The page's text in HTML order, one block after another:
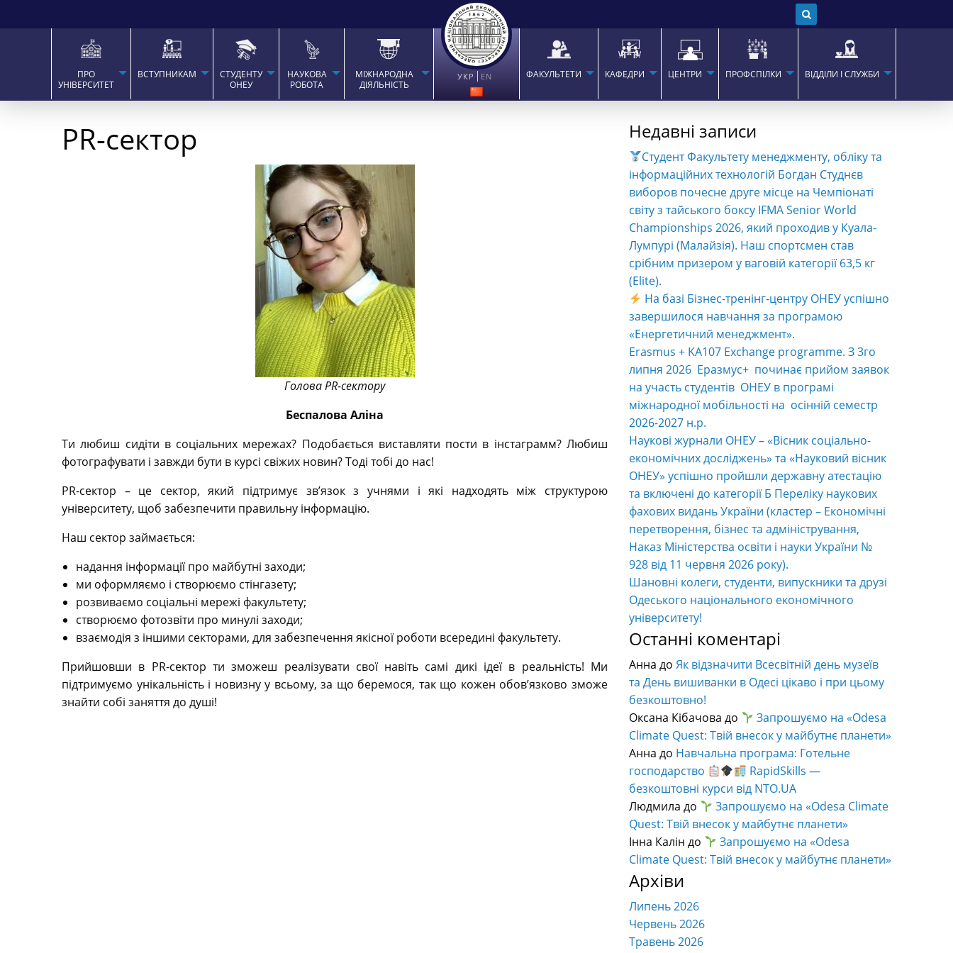
ПРО
УНІВЕРСИТЕТ
ВСТУПНИКАМ
СТУДЕНТУ
ОНЕУ
НАУКОВА
РОБОТА
МІЖНАРОДНА
ДІЯЛЬНІСТЬ
УКР EN ФАКУЛЬТЕТИ КАФЕДРИ ЦЕНТРИ ПРОФСПІЛКИ ВІДДІЛИ І СЛУЖБИ
PR-сектор
Голова PR-сектору
Беспалова Аліна
Ти любиш сидіти в соціальних мережах? Подобається виставляти пости в інстаграмм? Любиш
фотографувати і завжди бути в курсі свіжих новин? Тоді тобі до нас!
PR-сектор – це сектор, який підтримує зв’язок з учнями і які надходять між структурою
університету, щоб забезпечити правильну інформацію.
Наш сектор займається:
надання інформації про майбутні заходи;
ми оформляємо і створюємо стінгазету;
розвиваємо соціальні мережі факультету;
створюємо фотозвіти про минулі заходи;
взаємодія з іншими секторами, для забезпечення якісної роботи всередині факультету.
Прийшовши в PR-сектор ти зможеш реалізувати свої навіть самі дикі ідеї в реальність! Ми
підтримуємо унікальність і новизну у всьому, за що беремося, так що кожен обов’язково зможе
знайти собі заняття до душі!
Недавні записи
Студент Факультету менеджменту, обліку та
інформаційних технологій Богдан Студнєв
виборов почесне друге місце на Чемпіонаті
світу з тайського боксу IFMA Senior World
Championships 2026, який проходив у Куала-
Лумпурі (Малайзія). Наш спортсмен став
срібним призером у ваговій категорії 63,5 кг
(Elite).
На базі Бізнес-тренінг-центру ОНЕУ успішно
завершилося навчання за програмою
«Енергетичний менеджмент».
Erasmus + KA107 Exchange programme. З 3го
липня 2026 Еразмус+ починає прийом заявок
на участь студентів ОНЕУ в програмі
міжнародної мобільності на осінній семестр
2026-2027 н.р.
Наукові журнали ОНЕУ – «Вісник соціально-
економічних досліджень» та «Науковий вісник
ОНЕУ» успішно пройшли державну атестацію
та включені до категорії Б Переліку наукових
фахових видань України (кластер – Економічні
перетворення, бізнес та адміністрування,
Наказ Міністерства освіти і науки України №
928 від 11 червня 2026 року).
Шановні колеги, студенти, випускники та друзі
Одеського національного економічного
університету!
Останні коментарі
Анна доЯк відзначити Всесвітній день музеїв
та День вишиванки в Одесі цікаво і при цьому
безкоштовно!
Оксана Кібачова до
Запрошуємо на «Odesa
Climate Quest: Твій внесок у майбутнє планети»
Анна до Навчальна програма: Готельне
господарство
RapidSkills —
безкоштовні курси від NTO.UA
Людмила до
Запрошуємо на «Odesa Climate
Quest: Твій внесок у майбутнє планети»
Інна Калін до
Запрошуємо на «Odesa
Climate Quest: Твій внесок у майбутнє планети»
Архіви
Липень 2026
Червень 2026
Травень 2026